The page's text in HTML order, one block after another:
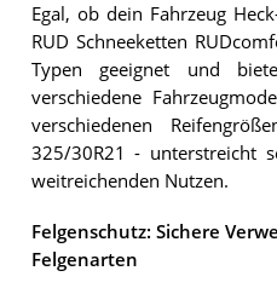
Egal, ob dein Fahrzeug
RUD Schneeketten
Typen geeignet und
verschiedene
verschiedenen
325/30R21 - unterstreicht
weitreichenden Nutzen.
Felgenschutz: Sichere
Felgenarten